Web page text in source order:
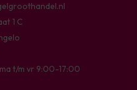
1 C
t/m vr 9:00-17:00